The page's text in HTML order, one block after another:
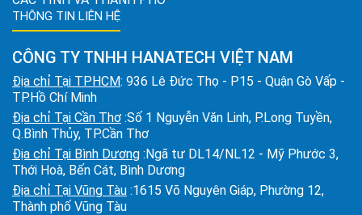
THÔNG TIN LIÊN HỆ
CÔNG TY TNHH HANATECH VIỆT NAM
Địa chỉ Tại TPHCM: 936 Lê Đức Thọ - P15 - Quận Gò Vấp -
TP.Hồ Chí Minh
Địa chỉ Tại Cần Thơ :Số 1 Nguyễn Văn Linh, P.Long Tuyền,
Q.Bình Thủy, TP.Cần Thơ
Địa chỉ Tại Bình Dương :Ngã tư DL14/NL12 - Mỹ Phước 3,
Thới Hoà, Bến Cát, Bình Dương
Địa chỉ Tại Vũng Tàu :1615 Võ Nguyên Giáp, Phường 12,
Thành phố Vũng Tàu